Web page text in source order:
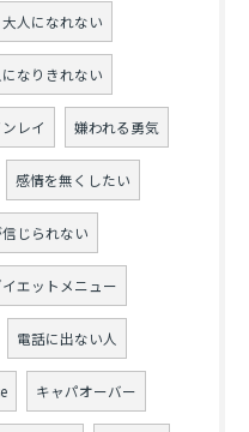
大人になれない
なりきれない
レイ 嫌われる勇気
感情を無くしたい
信じられない
イエットメニュー
電話に出ない人
キャパオーバー